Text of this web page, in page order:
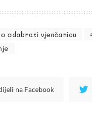
odabrati vjenčanicu
na Facebook